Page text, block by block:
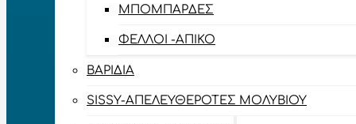
ΜΠΟΜΠΆΡΔΕΣ
ΦΕΛΛΟΊ -ΑΠΊΚΟ
ΒΑΡΊΔΙΑ
SISSY-ΑΠΕΛΕΥΘΕΡΟΤΈΣ ΜΟΛΥΒΙΟΎ